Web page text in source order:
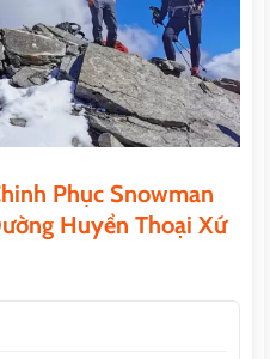
Phục Snowman
Huyền Thoại Xứ